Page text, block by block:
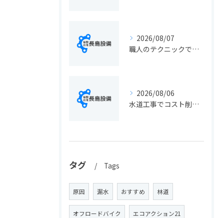
2026/08/07
職人のテクニックで出会う静岡県静岡市の伝統工芸と学びの魅力徹底解説
2026/08/06
水道工事でコスト削減を実現する静岡県静岡市の手続きと費用見直しポイント
タグ Tags
原因 漏水 おすすめ 林道
オフロードバイク エコアクション21